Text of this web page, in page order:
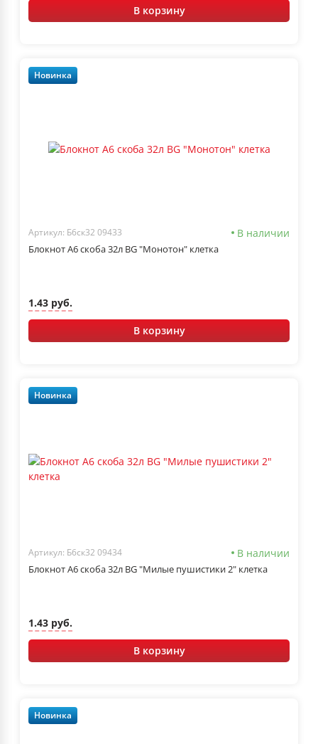
В корзину
Новинка
Артикул: Б6ск32 09433 В наличии
Блокнот А6 скоба 32л BG "Монотон" клетка
1.43 руб.
В корзину
Новинка
Артикул: Б6ск32 09434 В наличии
Блокнот А6 скоба 32л BG "Милые пушистики 2" клетка
1.43 руб.
В корзину
Новинка